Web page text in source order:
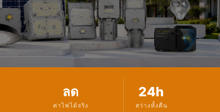
WD Smart Solar
ลด
ค่าไฟได้จริง
24h
สว่างทั้งคืน